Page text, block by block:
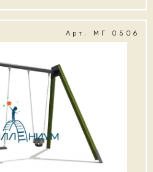
Арт. МГ 0506